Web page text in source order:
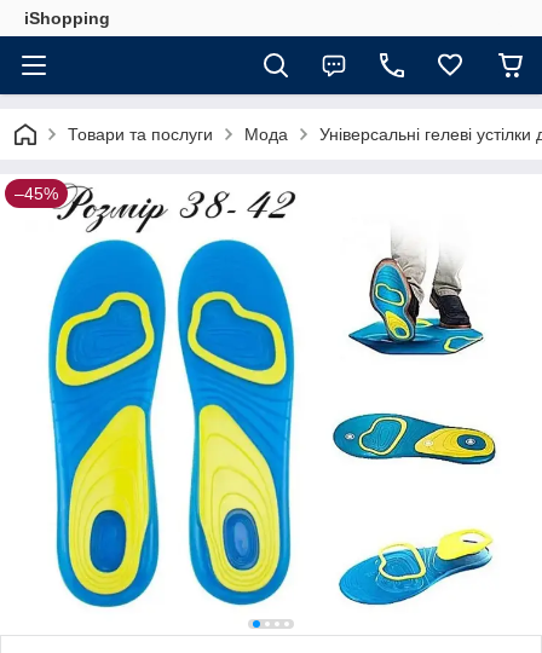
iShopping
Товари та послуги Мода Універсальні гелеві
–45%